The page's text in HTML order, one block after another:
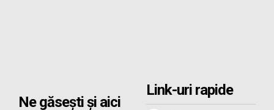
Ne găsești și aici
Link-uri rapide